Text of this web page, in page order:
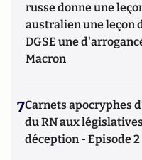
russe donne une
australien une leçon
DGSE une
Macron
7Carnets apocryphes
du RN aux
déception - Episode 2